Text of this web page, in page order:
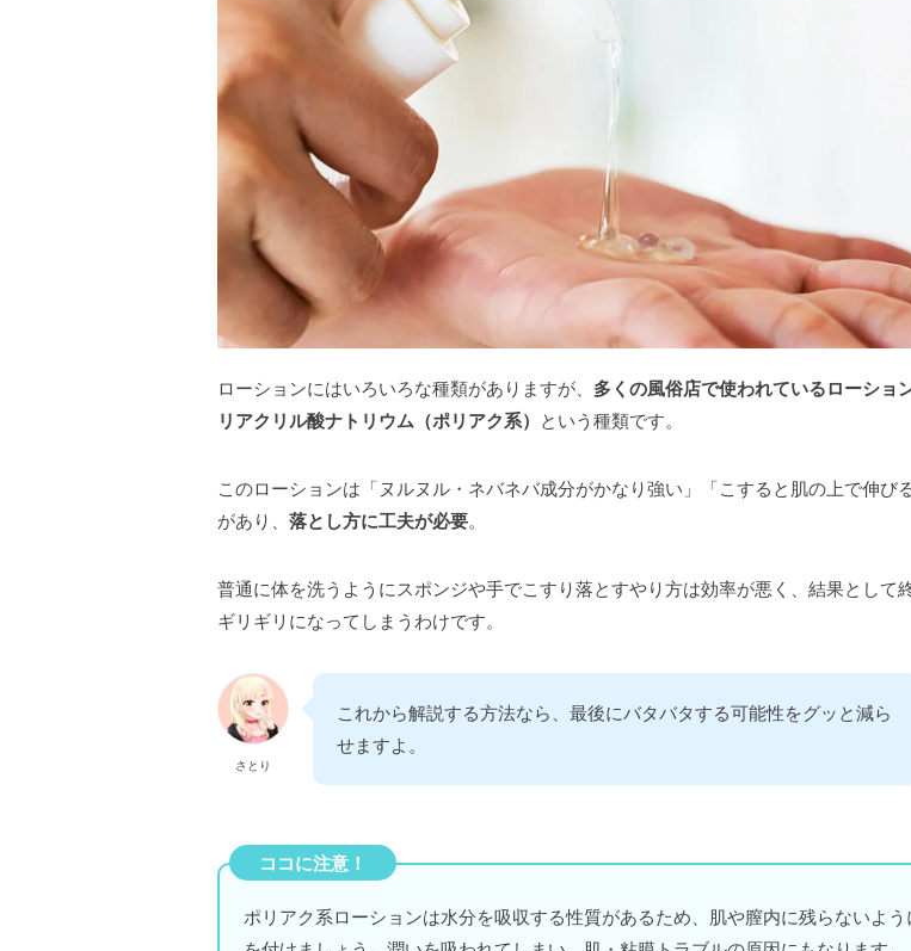
ローションにはいろいろな種類がありますが、 多くの風俗店で使われているローショ
リアクリル酸ナトリウム（ポリアク系）
という種類です。
このローションは「ヌルヌル・ネバネバ成分がかなり強い」「こすると肌の上で伸び
があり、 落とし方に工夫が必要。
普通に体を洗うようにスポンジや手でこすり落とすやり方は効率が悪く、結果として
ギリギリになってしまうわけです。
さとり
これから解説する方法なら、最後にバタバタする可能性をグッと減ら
せますよ。
ココに注意！
ポリアク系ローションは水分を吸収する性質があるため、肌や膣内に残らないよう